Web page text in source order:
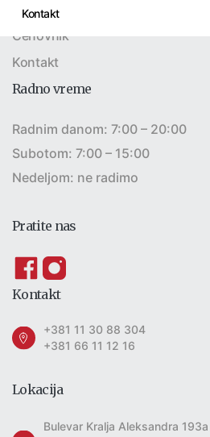
Kontakt
Bolesti
Cenovnik
Kontakt
Radno vreme
Radnim danom: 7:00 – 20:00
Subotom: 7:00 – 15:00
Nedeljom: ne radimo
Pratite nas
Kontakt
+381 11 30 88 304
+381 66 11 12 16
Lokacija
Bulevar Kralja Aleksandra 193a